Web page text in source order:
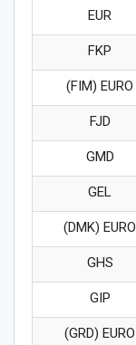
EUR
FKP
FIM) EURO)
FJD
GMD
GEL
DMK) EURO)
GHS
GIP
GRD) EURO)